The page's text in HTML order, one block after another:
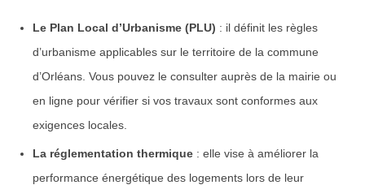
Le Plan Local d’Urbanisme (PLU) : il définit les règles
d’urbanisme applicables sur le territoire de la commune
d’Orléans. Vous pouvez le consulter auprès de la mairie ou
en ligne pour vérifier si vos travaux sont conformes aux
exigences locales.
La réglementation thermique : elle vise à améliorer la
performance énergétique des logements lors de leur